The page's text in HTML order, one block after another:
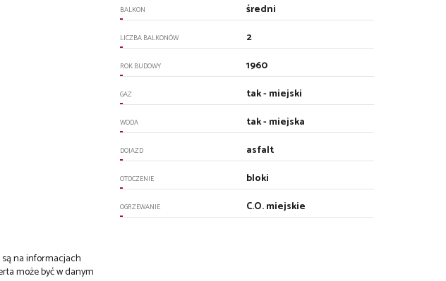
na informacjach
może być w danym
BALKON średni
LICZBA BALKONÓW 2
ROK BUDOWY 1960
GAZ tak - miejski
WODA tak - miejska
DOJAZD asfalt
OTOCZENIE bloki
OGRZEWANIE C.O. miejskie